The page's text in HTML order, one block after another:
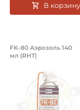
В корзину
Проникающая
FK-80 Аэрозоль 140
мл (RHT)